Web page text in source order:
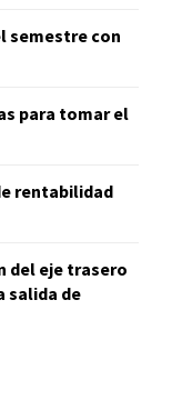
semestre con
para tomar el
rentabilidad
del eje trasero
salida de